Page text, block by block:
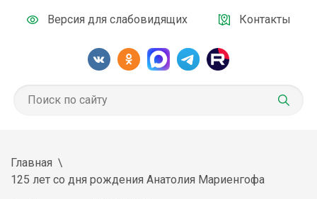
Версия для слабовидящих Контакты
Главная
125 лет со дня рождения Анатолия Мариенгофа